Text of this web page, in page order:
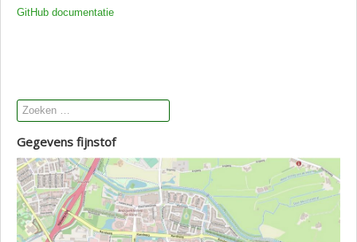
GitHub documentatie
Gegevens fijnstof